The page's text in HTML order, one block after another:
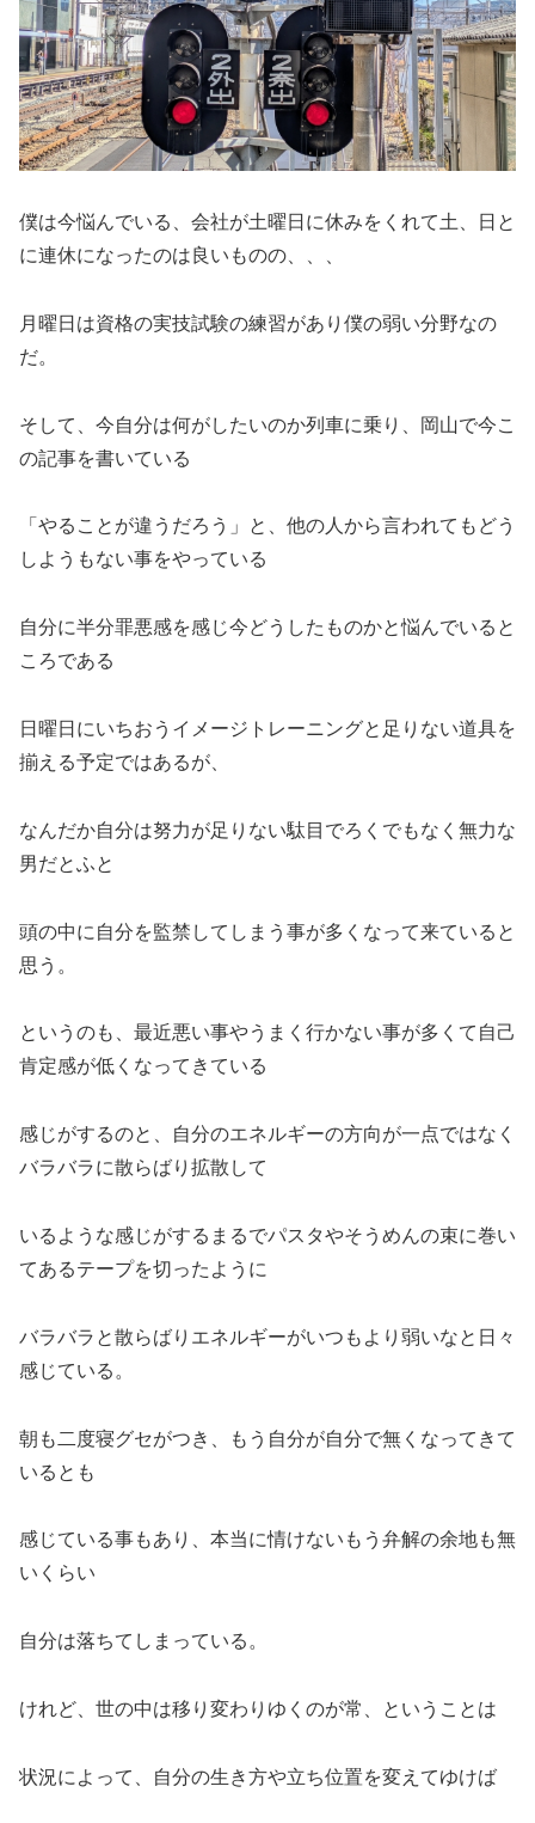
僕は今悩んでいる、会社が土曜日に休みをくれて土、日と
に連休になったのは良いものの、、、
月曜日は資格の実技試験の練習があり僕の弱い分野なの
だ。
そして、今自分は何がしたいのか列車に乗り、岡山で今こ
の記事を書いている
「やることが違うだろう」と、他の人から言われてもどう
しようもない事をやっている
自分に半分罪悪感を感じ今どうしたものかと悩んでいると
ころである
日曜日にいちおうイメージトレーニングと足りない道具を
揃える予定ではあるが、
なんだか自分は努力が足りない駄目でろくでもなく無力な
男だとふと
頭の中に自分を監禁してしまう事が多くなって来ていると
思う。
というのも、最近悪い事やうまく行かない事が多くて自己
肯定感が低くなってきている
感じがするのと、自分のエネルギーの方向が一点ではなく
バラバラに散らばり拡散して
いるような感じがするまるでパスタやそうめんの束に巻い
てあるテープを切ったように
バラバラと散らばりエネルギーがいつもより弱いなと日々
感じている。
朝も二度寝グセがつき、もう自分が自分で無くなってきて
いるとも
感じている事もあり、本当に情けないもう弁解の余地も無
いくらい
自分は落ちてしまっている。
けれど、世の中は移り変わりゆくのが常、ということは
状況によって、自分の生き方や立ち位置を変えてゆけば